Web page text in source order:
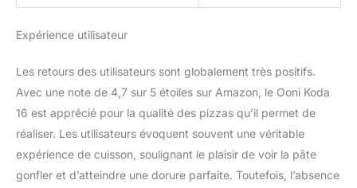
Expérience utilisateur
Les retours des utilisateurs sont globalement très positifs.
Avec une note de 4,7 sur 5 étoiles sur Amazon, le Ooni Koda
16 est apprécié pour la qualité des pizzas qu’il permet de
réaliser. Les utilisateurs évoquent souvent une véritable
expérience de cuisson, soulignant le plaisir de voir la pâte
gonfler et d’atteindre une dorure parfaite. Toutefois, l’absence